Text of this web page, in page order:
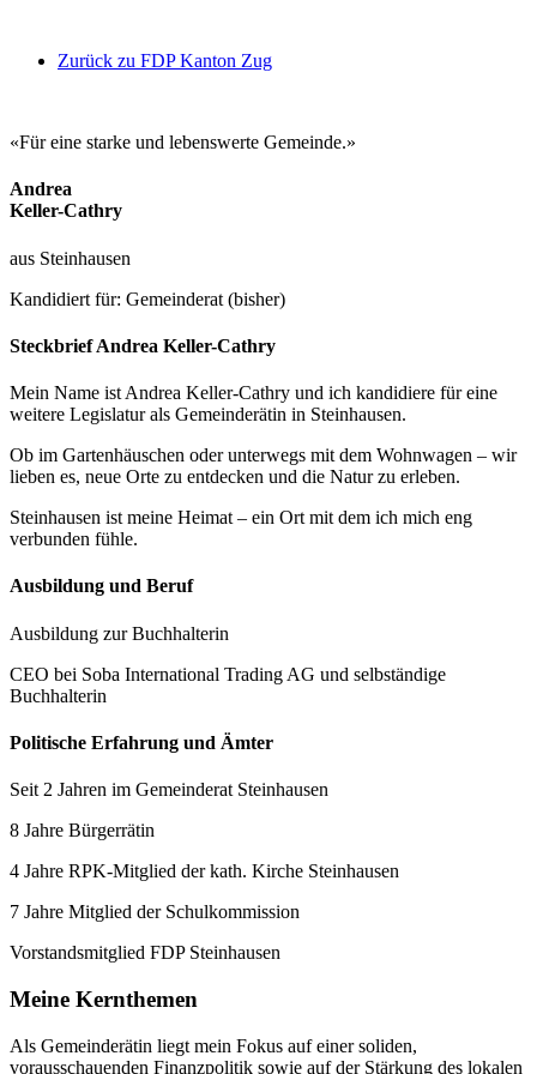
Zurück zu FDP Kanton Zug
«Für eine starke und lebenswerte Gemeinde.»
Andrea
Keller-Cathry
aus Steinhausen
Kandidiert für: Gemeinderat (bisher)
Steckbrief Andrea Keller-Cathry
Mein Name ist Andrea Keller-Cathry und ich kandidiere für eine
weitere Legislatur als Gemeinderätin in Steinhausen.
Ob im Gartenhäuschen oder unterwegs mit dem Wohnwagen – wir
lieben es, neue Orte zu entdecken und die Natur zu erleben.
Steinhausen ist meine Heimat – ein Ort mit dem ich mich eng
verbunden fühle.
Ausbildung und Beruf
Ausbildung zur Buchhalterin
CEO bei Soba International Trading AG und selbständige
Buchhalterin
Politische Erfahrung und Ämter
Seit 2 Jahren im Gemeinderat Steinhausen
8 Jahre Bürgerrätin
4 Jahre RPK-Mitglied der kath. Kirche Steinhausen
7 Jahre Mitglied der Schulkommission
Vorstandsmitglied FDP Steinhausen
Meine Kernthemen
Als Gemeinderätin liegt mein Fokus auf einer soliden,
vorausschauenden Finanzpolitik sowie auf der Stärkung des lokalen